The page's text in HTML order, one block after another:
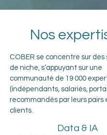
Nos
COBER se concentre sur des
de niche, s’appuyant sur une
communauté de 19 000
(indépendants, salariés,
recommandés par leurs pairs
clients.
Data & IA